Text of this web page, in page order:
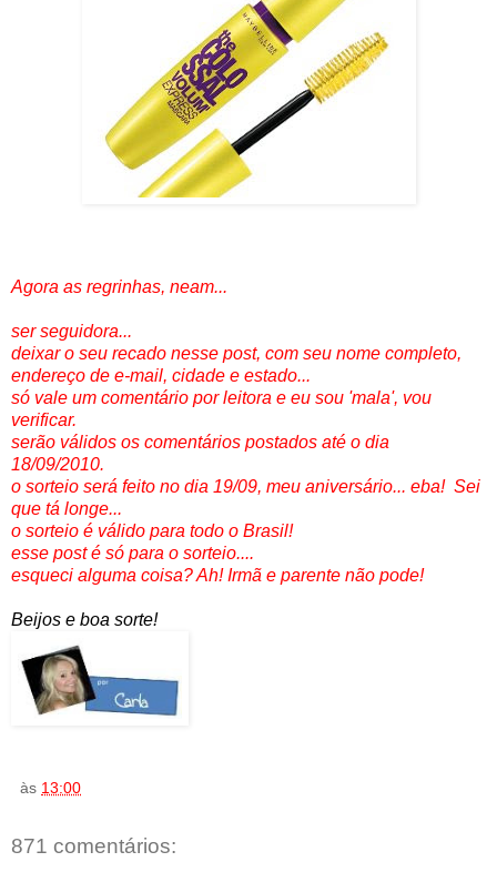
Agora as regrinhas, neam...
ser seguidora...
deixar o seu recado nesse post, com seu nome completo,
endereço de e-mail, cidade e estado...
só vale um comentário por leitora e eu sou 'mala', vou
verificar.
serão válidos os comentários postados até o dia
18/09/2010.
o sorteio será feito no dia 19/09, meu aniversário... eba! Sei
que tá longe...
o sorteio é válido para todo o Brasil!
esse post é só para o sorteio....
esqueci alguma coisa? Ah! Irmã e parente não pode!
Beijos e boa sorte!
às 13:00
871 comentários: